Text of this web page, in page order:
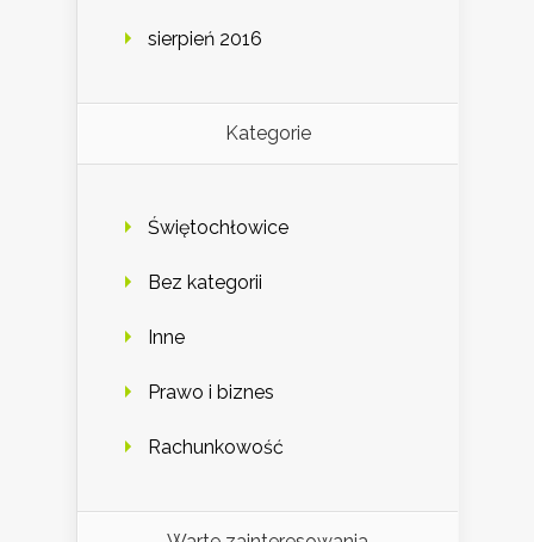
sierpień 2016
Kategorie
Świętochłowice
Bez kategorii
Inne
Prawo i biznes
Rachunkowość